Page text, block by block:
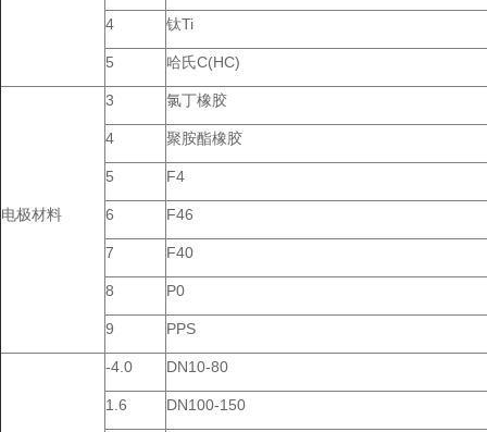
4 钛Ti
5 哈氏C(HC)
电极材料
3 氯丁橡胶
4 聚胺酯橡胶
5 F4
6 F46
7 F40
8 P0
9 PPS
-4.0 DN10-80
1.6 DN100-150